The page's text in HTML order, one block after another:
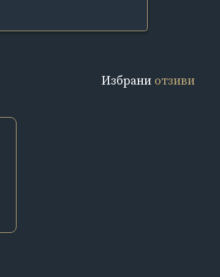
Избрани отзиви